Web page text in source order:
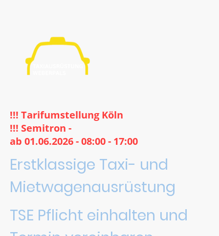
!!! Tarifumstellung Köln
!!! Semitron -
ab 01.06.2026 - 08:00 - 17:00
Erstklassige Taxi- und
Mietwagenausrüstung
TSE Pflicht einhalten und